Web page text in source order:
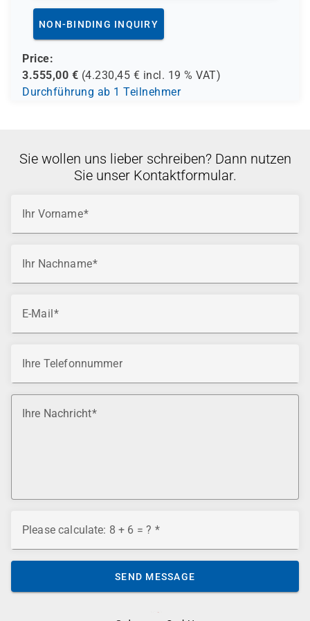
NON-BINDING INQUIRY
Price:
3.555,00 € (4.230,45 € incl. 19 % VAT)
Durchführung ab 1 Teilnehmer
Sie wollen uns lieber schreiben? Dann nutzen
Sie unser Kontaktformular.
Ihr Vorname
Ihr Nachname
E-Mail
Ihre Telefonnummer
Ihre Nachricht
Please calculate: 8 + 6 = ?
SEND MESSAGE